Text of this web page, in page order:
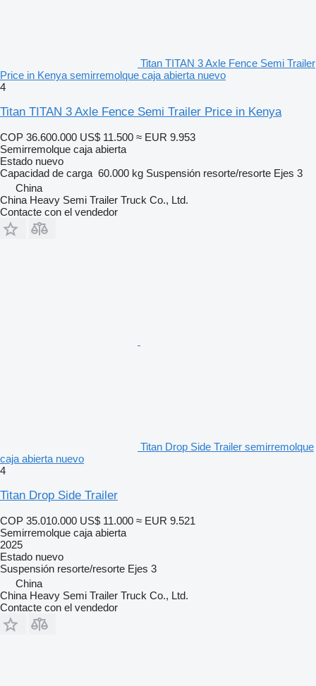
Titan TITAN 3 Axle Fence Semi Trailer
Price in Kenya semirremolque caja abierta nuevo
4
Titan TITAN 3 Axle Fence Semi Trailer Price in Kenya
COP 36.600.000 US$ 11.500 ≈ EUR 9.953
Semirremolque caja abierta
Estado nuevo
Capacidad de carga 60.000 kg Suspensión resorte/resorte Ejes 3
China
China Heavy Semi Trailer Truck Co., Ltd.
Contacte con el vendedor
Titan Drop Side Trailer semirremolque
caja abierta nuevo
4
Titan Drop Side Trailer
COP 35.010.000 US$ 11.000 ≈ EUR 9.521
Semirremolque caja abierta
2025
Estado nuevo
Suspensión resorte/resorte Ejes 3
China
China Heavy Semi Trailer Truck Co., Ltd.
Contacte con el vendedor